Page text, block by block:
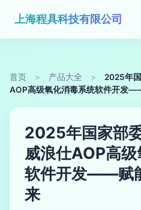
上海程具科技有限公司
首页 > 产品大全 >
2025年
AOP高级氧化消毒系统软件开发
2025年国家部
威浪仕AOP高
软件开发——赋
来